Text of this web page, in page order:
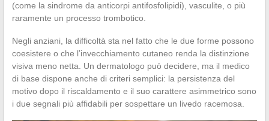
(come la sindrome da anticorpi antifosfolipidi), vasculite, o più
raramente un processo trombotico.
Negli anziani, la difficoltà sta nel fatto che le due forme possono
coesistere o che l’invecchiamento cutaneo renda la distinzione
visiva meno netta. Un dermatologo può decidere, ma il medico
di base dispone anche di criteri semplici: la persistenza del
motivo dopo il riscaldamento e il suo carattere asimmetrico sono
i due segnali più affidabili per sospettare un livedo racemosa.